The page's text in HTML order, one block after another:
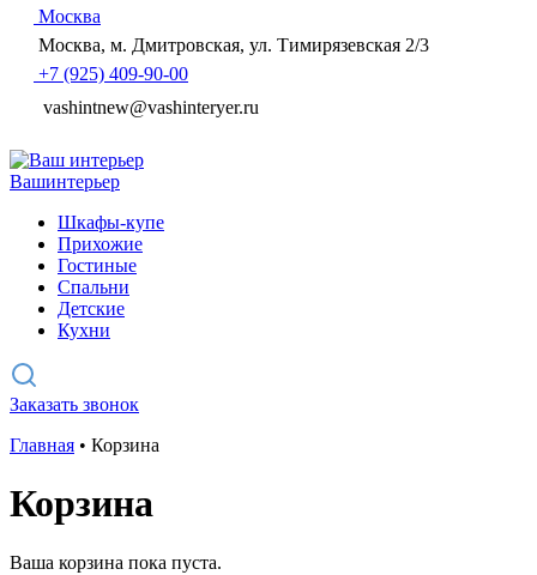
Москва
Москва, м. Дмитровская, ул. Тимирязевская 2/3
+7 (925) 409-90-00
vashintnew@vashinteryer.ru
Вашинтерьер
Шкафы-купе
Прихожие
Гостиные
Спальни
Детские
Кухни
Заказать звонок
Главная • Корзина
Корзина
Ваша корзина пока пуста.